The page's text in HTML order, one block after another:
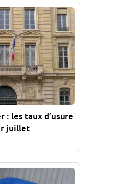
: les taux d’usure
juillet